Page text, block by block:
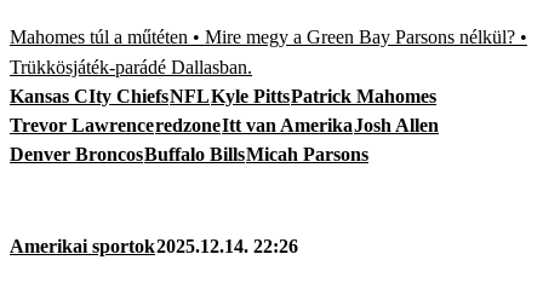
Mahomes túl a műtéten • Mire megy a Green Bay Parsons nélkül? •
Trükkösjáték-parádé Dallasban.
Kansas CIty ChiefsNFLKyle PittsPatrick Mahomes
Trevor LawrenceredzoneItt van AmerikaJosh Allen
Denver BroncosBuffalo BillsMicah Parsons
Amerikai sportok2025.12.14. 22:26